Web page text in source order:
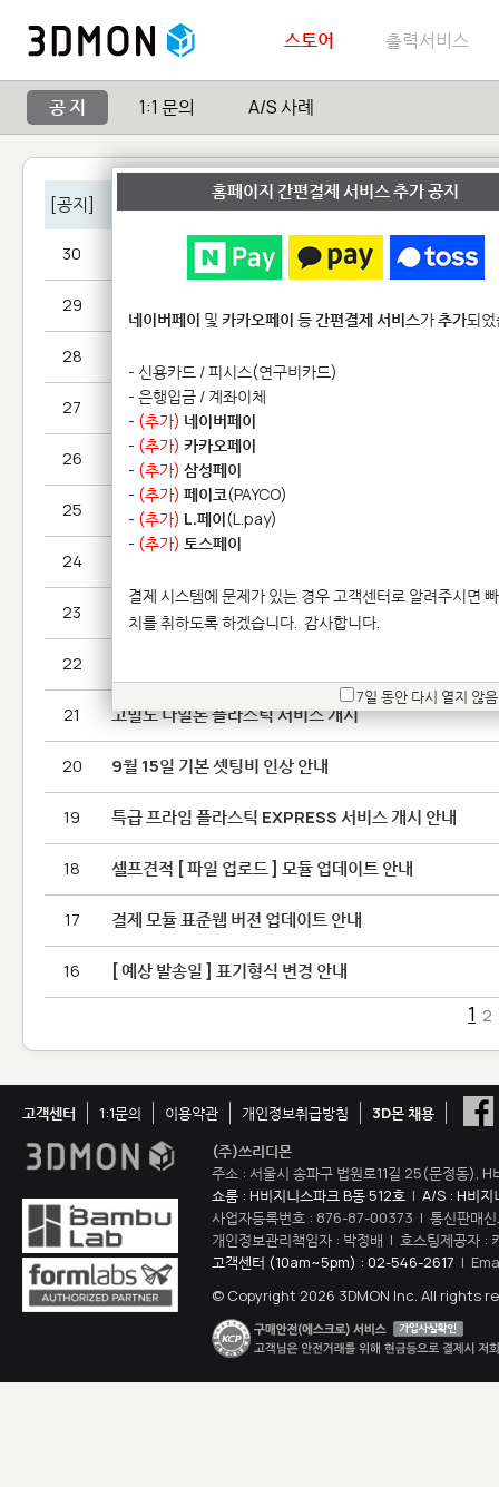
스토어 출력서비스
공 지 1:1 문의 A/S 사례
[공지] 출력서비스 종료 안내
30 출력서비스 종료 안내
29
28
27 3D 프린팅 서비스 단가 인상 안내
26 기본 프라임 플라스틱 서비스 가격 추가 인하 안내
25 6월 22일, 3D몬 본사 이전 안내 (송파구 문정동 법조단
24
23 기본 셋팅비 및 플라스틱 서비스 비용 조정
22
21 고밀도 나일론 플라스틱 서비스 개시
20 9월 15일 기본 셋팅비 인상 안내
19 특급 프라임 플라스틱 EXPRESS 서비스 개시 안내
18 셀프견적 [ 파일 업로드 ] 모듈 업데이트 안내
17 결제 모듈 표준웹 버젼 업데이트 안내
16 [ 예상 발송일 ] 표기형식 변경 안내
1 2
고객센터 1:1문의 이용약관 개인정보취급방침
3D몬 채용
(주)쓰리디몬
주소 : 서울시 송파구 법원로11길 25(문정동),
쇼룸 : H비지니스파크 B동 512호 | A/S : H비지
사업자등록번호 : 876-87-00373 | 통신판매
개인정보관리책임자 : 박정배 | 호스팅제공자 :
고객센터 (10am~5pm) : 02-546-2617 |
© Copyright 2026 3DMON Inc. All rights
홈페이지 간편결제 서비스 추가 공지
네이버페이 및 카카오페이 등간편결제 서비스가추가되
- 신용카드 / 피시스(연구비카드)
- 은행입금 / 계좌이체
- (추가) 네이버페이
- (추가) 카카오페이
- (추가) 삼성페이
- (추가) 페이코(PAYCO)
- (추가) L.페이(L.pay)
- (추가) 토스페이
결제 시스템에 문제가 있는 경우 고객센터로 알려주시면
치를 취하도록 하겠습니다. 감사합니다.
7일 동안 다시 열지 않음